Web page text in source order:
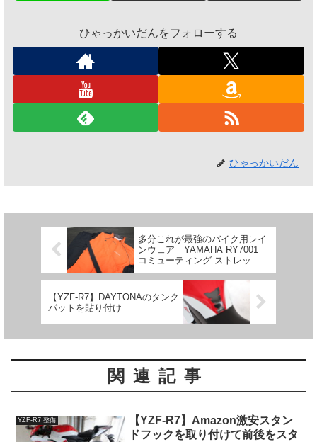
ひゃっかいだんをフォローする
ひゃっかいだん
多分これが最強のバイク用レイ
ンウェア YAMAHA RY7001
コミューティング ストレッチ
レイン【レビュー】
【YZF-R7】DAYTONAのタンク
パットを貼り付け
関連記事
YZF-R7 整備
【YZF-R7】Amazon激安スタン
ドフックを取り付けて前後をスタ